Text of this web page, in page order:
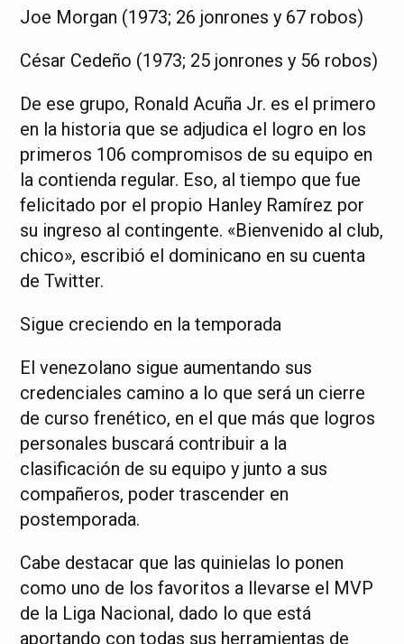
Joe Morgan (1973; 26 jonrones y 67 robos)
César Cedeño (1973; 25 jonrones y 56 robos)
De ese grupo, Ronald Acuña Jr. es el primero
en la historia que se adjudica el logro en los
primeros 106 compromisos de su equipo en
la contienda regular. Eso, al tiempo que fue
felicitado por el propio Hanley Ramírez por
su ingreso al contingente. «Bienvenido al club,
chico», escribió el dominicano en su cuenta
de Twitter.
Sigue creciendo en la temporada
El venezolano sigue aumentando sus
credenciales camino a lo que será un cierre
de curso frenético, en el que más que logros
personales buscará contribuir a la
clasificación de su equipo y junto a sus
compañeros, poder trascender en
postemporada.
Cabe destacar que las quinielas lo ponen
como uno de los favoritos a llevarse el MVP
de la Liga Nacional, dado lo que está
aportando con todas sus herramientas de